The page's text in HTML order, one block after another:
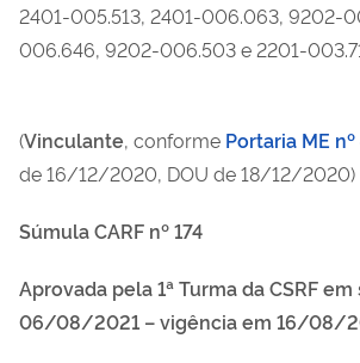
2401-005.513, 2401-006.063, 9202-
006.646, 9202-006.503 e 2201-
(Vinculante, conforme Portaria ME nº
de16/12/2020, DOU de18/12/2020)
Súmula CARF nº 174
Aprovada pela 1ª Turma da CSRF em
06/08/2021 – vigência em 16/08/